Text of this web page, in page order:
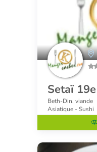
Setaï 19e
Beth-Din, viande
Asiatique - Sushi